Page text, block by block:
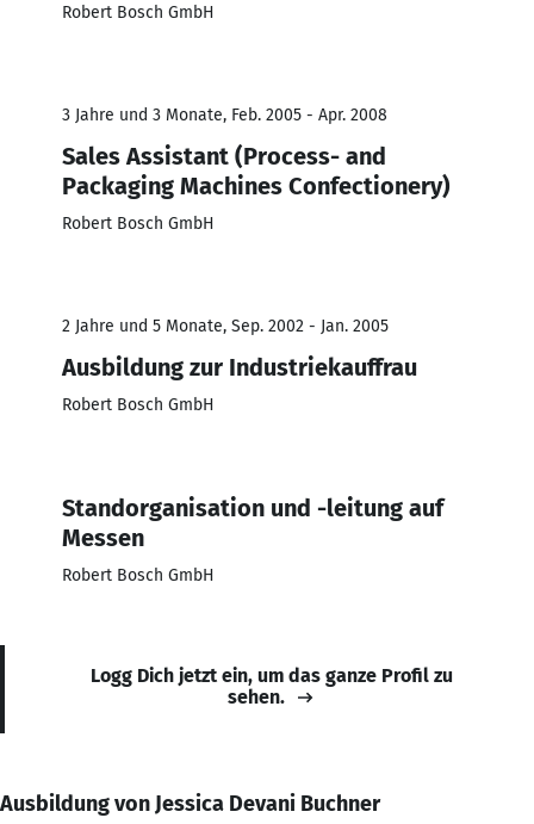
Robert Bosch GmbH
3 Jahre und 3 Monate, Feb. 2005 - Apr. 2008
Sales Assistant (Process- and
Packaging Machines Confectionery)
Robert Bosch GmbH
2 Jahre und 5 Monate, Sep. 2002 - Jan. 2005
Ausbildung zur Industriekauffrau
Robert Bosch GmbH
Standorganisation und -leitung auf
Messen
Robert Bosch GmbH
Logg Dich jetzt ein, um das ganze Profil zu
sehen.
Ausbildung von Jessica Devani Buchner